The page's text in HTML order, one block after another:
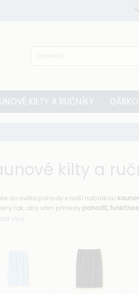
KILTY A RUČNÍKY
kilty a
do světa pohody s naší nabídkou
tak, aby vám přinesly pohodlí,
najdete:
– klasické ručníky bez
– větší froté
a
textem. Skvělý tip na praktický a stylový
více